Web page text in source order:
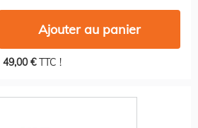
Ajouter au panier
49,00 €TTC !